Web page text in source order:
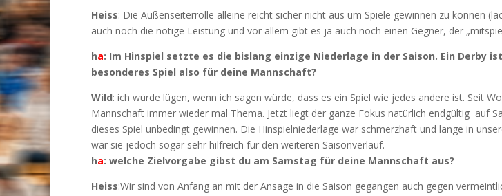
Heiss: Die Außenseiterrolle alleine reicht sicher nicht aus um Spiele gewinnen zu können
auch noch die nötige Leistung und vor allem gibt es ja auch noch einen Gegner, der
ha: Im Hinspiel setzte es die bislang einzige Niederlage in der Saison. Ein Derby
besonderes Spiel also für deine Mannschaft?
Wild: ich würde lügen, wenn ich sagen würde, dass es ein Spiel wie jedes andere ist. Seit
Mannschaft immer wieder mal Thema. Jetzt liegt der ganze Fokus natürlich endgültig auf
dieses Spiel unbedingt gewinnen. Die Hinspielniederlage war schmerzhaft und lange in
war sie jedoch sogar sehr hilfreich für den weiteren Saisonverlauf.
ha: welche Zielvorgabe gibst du am Samstag für deine Mannschaft aus?
Heiss:Wir sind von Anfang an mit der Ansage in die Saison gegangen auch gegen